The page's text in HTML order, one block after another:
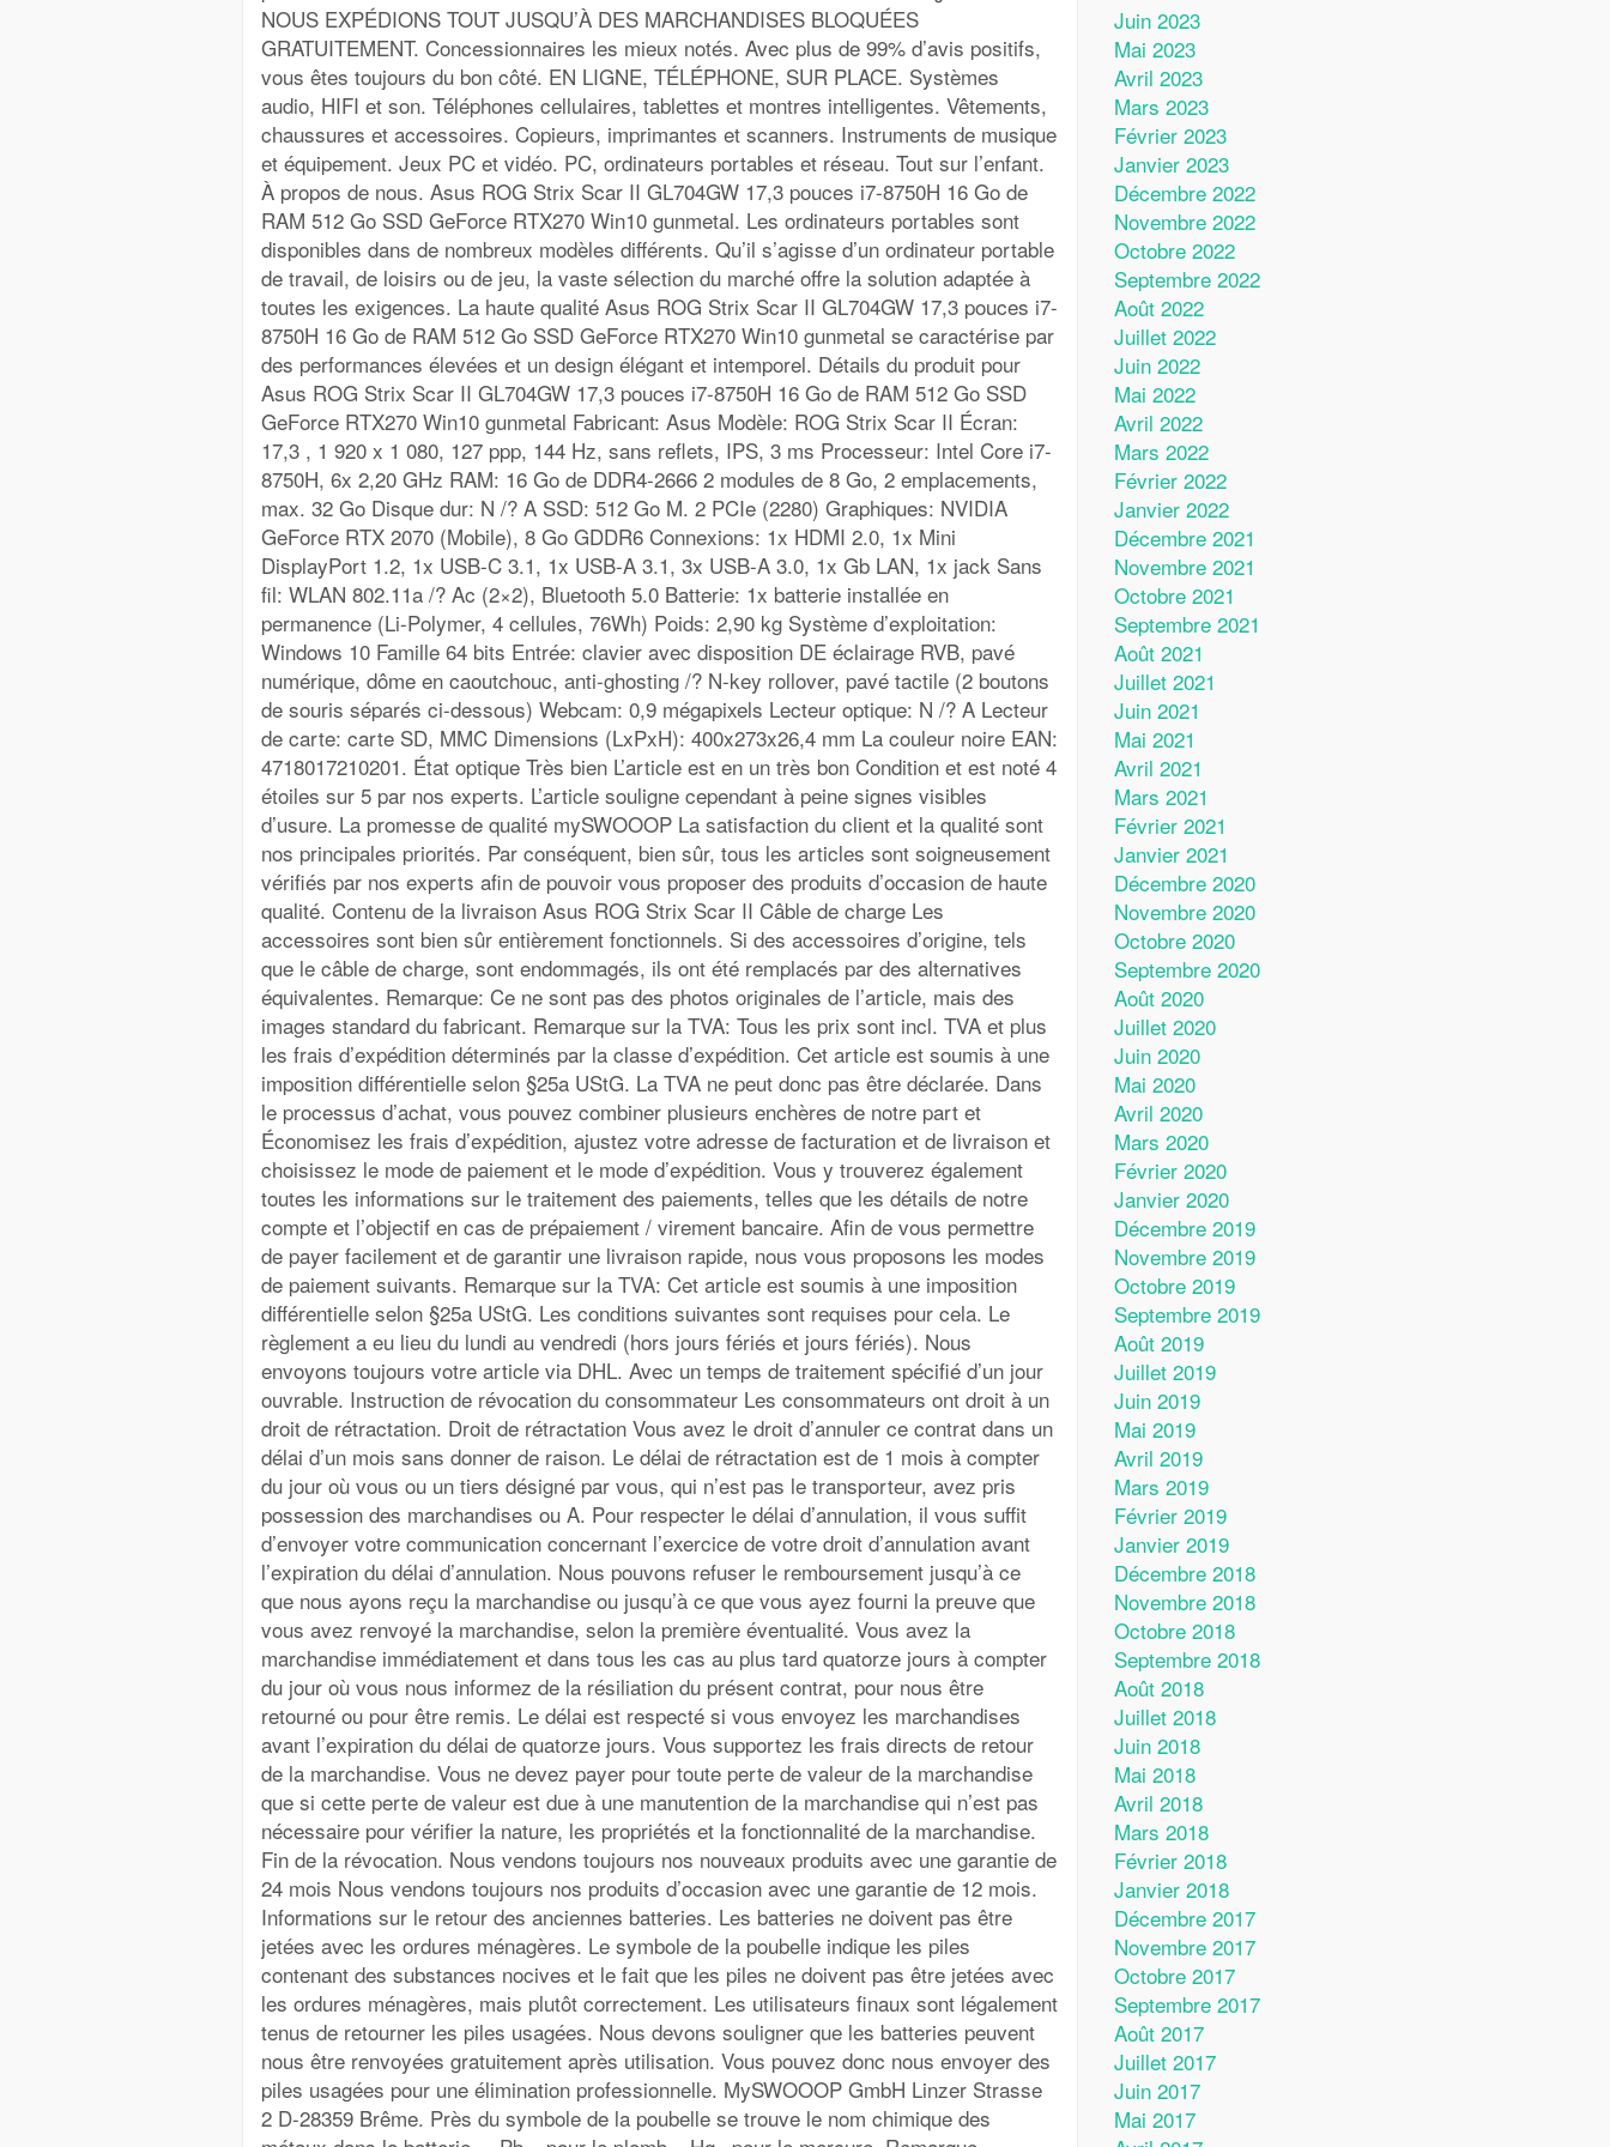
Juin 2023
Mai 2023
Avril 2023
Mars 2023
Février 2023
Janvier 2023
Décembre 2022
Novembre 2022
Octobre 2022
Septembre 2022
Août 2022
Juillet 2022
Juin 2022
Mai 2022
Avril 2022
Mars 2022
Février 2022
Janvier 2022
Décembre 2021
Novembre 2021
Octobre 2021
Septembre 2021
Août 2021
Juillet 2021
Juin 2021
Mai 2021
Avril 2021
Mars 2021
Février 2021
Janvier 2021
Décembre 2020
Novembre 2020
Octobre 2020
Septembre 2020
Août 2020
Juillet 2020
Juin 2020
Mai 2020
Avril 2020
Mars 2020
Février 2020
Janvier 2020
Décembre 2019
Novembre 2019
Octobre 2019
Septembre 2019
Août 2019
Juillet 2019
Juin 2019
Mai 2019
Avril 2019
Mars 2019
Février 2019
Janvier 2019
Décembre 2018
Novembre 2018
Octobre 2018
Septembre 2018
Août 2018
Juillet 2018
Juin 2018
Mai 2018
Avril 2018
Mars 2018
Février 2018
Janvier 2018
Décembre 2017
Novembre 2017
Octobre 2017
Septembre 2017
Août 2017
Juillet 2017
Juin 2017
Mai 2017